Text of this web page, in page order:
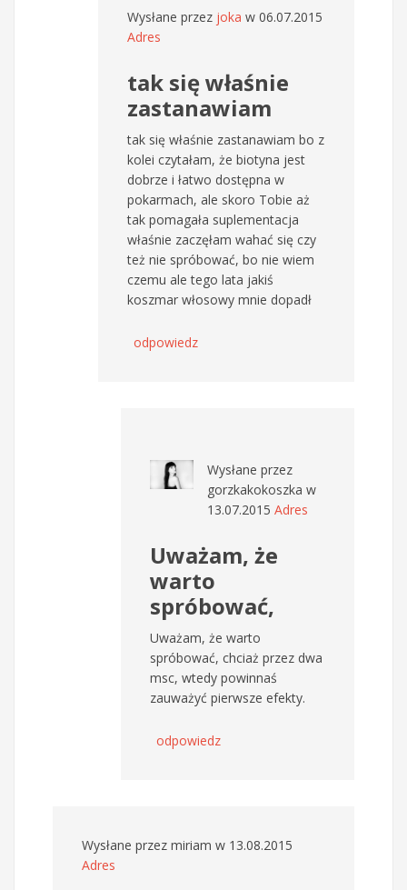
Wysłane przez joka w 06.07.2015
Adres
tak się właśnie
zastanawiam
tak się właśnie zastanawiam bo z
kolei czytałam, że biotyna jest
dobrze i łatwo dostępna w
pokarmach, ale skoro Tobie aż
tak pomagała suplementacja
właśnie zaczęłam wahać się czy
też nie spróbować, bo nie wiem
czemu ale tego lata jakiś
koszmar włosowy mnie dopadł
odpowiedz
Wysłane przez
gorzkakokoszka w
13.07.2015 Adres
Uważam, że
warto
spróbować,
Uważam, że warto
spróbować, chciaż przez dwa
msc, wtedy powinnaś
zauważyć pierwsze efekty.
odpowiedz
Wysłane przez miriam w 13.08.2015
Adres